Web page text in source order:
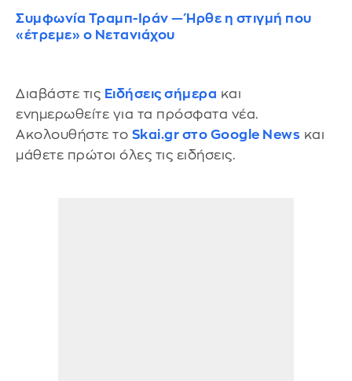
Συμφωνία Τραμπ-Ιράν — Ήρθε η στιγμή που
«έτρεμε» ο Νετανιάχου
Διαβάστε τις Ειδήσεις σήμερα και
ενημερωθείτε για τα πρόσφατα νέα.
Ακολουθήστε το Skai.gr στο Google News και
μάθετε πρώτοι όλες τις ειδήσεις.